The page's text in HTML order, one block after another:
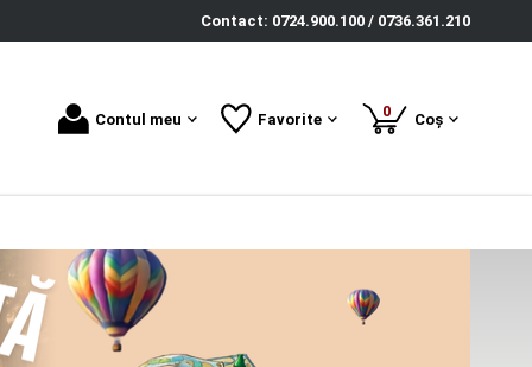
Contact: 0724.900.100 / 0736.361.210
Contul meu Favorite 0produse
Coș